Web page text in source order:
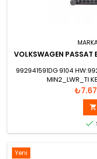
VOLKSWAGEN
992941591DG 9104
MIN2_LWR_TI
Fiyat


Yeni